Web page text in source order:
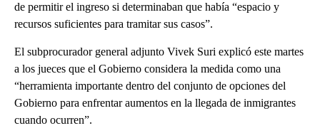
de permitir el ingreso si determinaban que había “espacio y
recursos suficientes para tramitar sus casos”.
El subprocurador general adjunto Vivek Suri explicó este martes
a los jueces que el Gobierno considera la medida como una
“herramienta importante dentro del conjunto de opciones del
Gobierno para enfrentar aumentos en la llegada de inmigrantes
cuando ocurren”.